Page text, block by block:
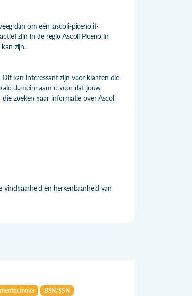
dan om een .ascoli-piceno.it-
zijn in de regio Ascoli Piceno in
zijn.
kan interessant zijn voor klanten die
domeinnaam ervoor dat jouw
zoeken naar informatie over Ascoli
vindbaarheid en herkenbaarheid van
BSN/SSN